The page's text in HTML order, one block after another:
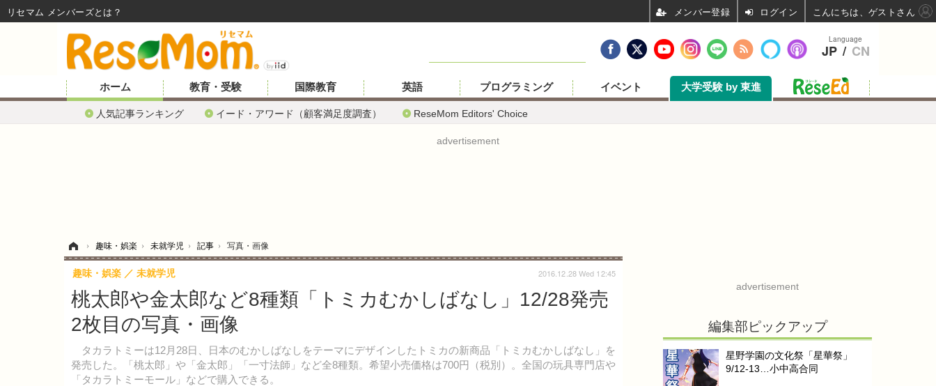
ホーム
人気記事ランキング イード・アワード（顧客満足度調査） ReseMom Editors' Choice
教育・受験 国際教育 英語 プログラミング イベント 大学受験 by 東進
advertisement
› 趣味・娯楽 › 未就学児 › 記事 › 写真・画像
桃太郎や金太郎など8種類「トミカむかしばなし」12/28発売
2枚目の写真・画像
タカラトミーは12月28日、日本のむかしばなしをテーマにデザインしたトミカの新商品「トミカむかしばなし」を
発売した。「桃太郎」や「金太郎」「一寸法師」など全8種類。希望小売価格は700円（税別）。全国の玩具専門店や
「タカラトミーモール」などで購入できる。
趣味・娯楽 未就学児 2016.12.28 Wed 12:45
advertisement
編集部ピックアップ
星野学園の文化祭「星華祭」
9/12-13…小中高合同
Language
JP / CN
リセマム メンバーズ ログイン こんにちは、ゲストさん